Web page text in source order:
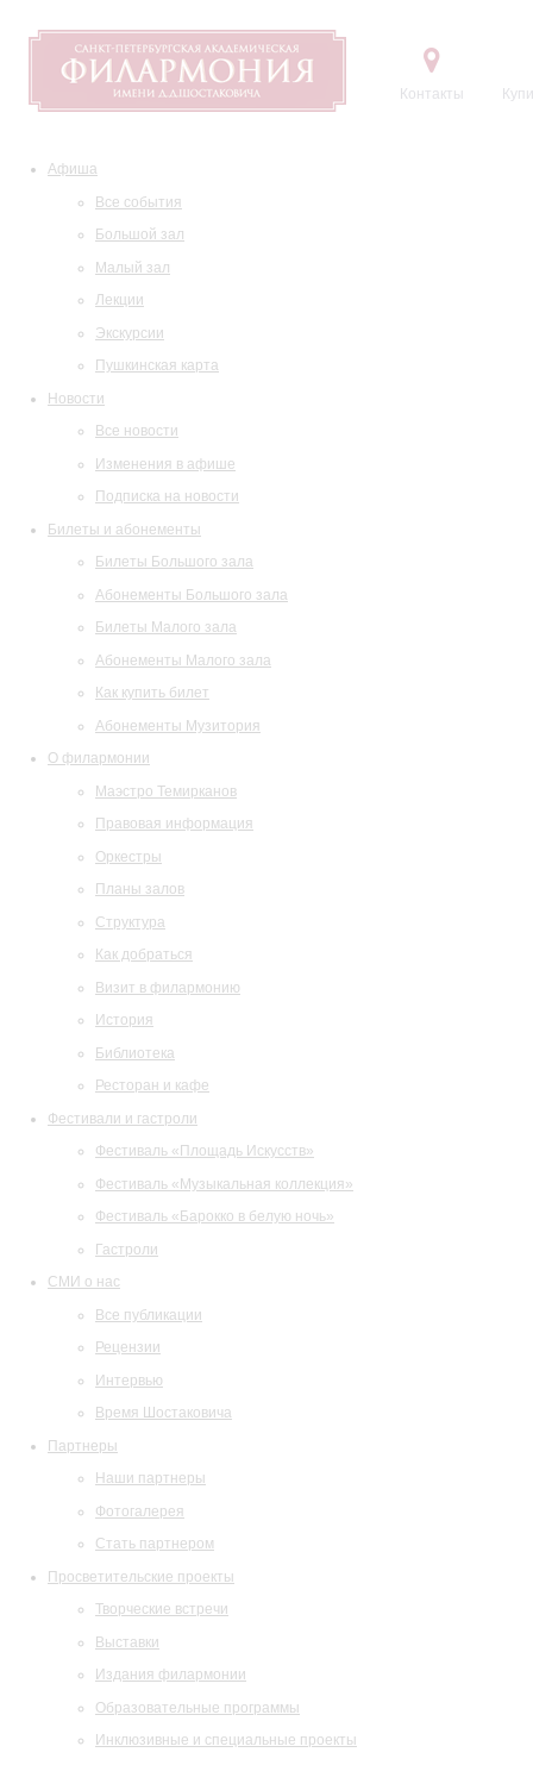
Контакты
Афиша
Все события
Большой зал
Малый зал
Лекции
Экскурсии
Пушкинская карта
Новости
Все новости
Изменения в афише
Подписка на новости
Билеты и абонементы
Билеты Большого зала
Абонементы Большого зала
Билеты Малого зала
Абонементы Малого зала
Как купить билет
Абонементы Музитория
О филармонии
Маэстро Темирканов
Правовая информация
Оркестры
Планы залов
Структура
Как добраться
Визит в филармонию
История
Библиотека
Ресторан и кафе
Фестивали и гастроли
Фестиваль «Площадь Искусств»
Фестиваль «Музыкальная коллекция»
Фестиваль «Барокко в белую ночь»
Гастроли
СМИ о нас
Все публикации
Рецензии
Интервью
Время Шостаковича
Партнеры
Наши партнеры
Фотогалерея
Стать партнером
Просветительские проекты
Творческие встречи
Выставки
Издания филармонии
Образовательные программы
Инклюзивные и специальные проекты